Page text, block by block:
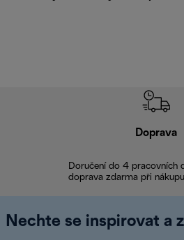
Doprava
Doručení do 4 pracovních
doprava zdarma při
Nechte se inspirovat a